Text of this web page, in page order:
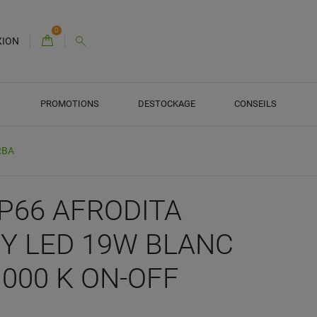
0
PROMOTIONS DESTOCKAGE CONSEILS
AFRODITA
LED 19W BLANC
K ON-OFF